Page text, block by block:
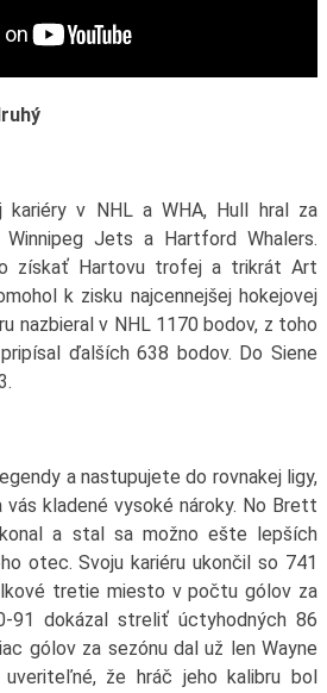
kariéry v NHL a WHA, Hull hral za
Winnipeg Jets a Hartford Whalers.
získať Hartovu trofej a trikrát Art
k zisku najcennejšej hokejovej
nazbieral v NHL 1170 bodov, z toho
ďalších 638 bodov. Do Siene
a nastupujete do rovnakej ligy,
vás kladené vysoké nároky. No Brett
a stal sa možno ešte lepších
otec. Svoju kariéru ukončil so 741
tretie miesto v počtu gólov za
91 dokázal streliť úctyhodných 86
gólov za sezónu dal už len Wayne
že hráč jeho kalibru bol